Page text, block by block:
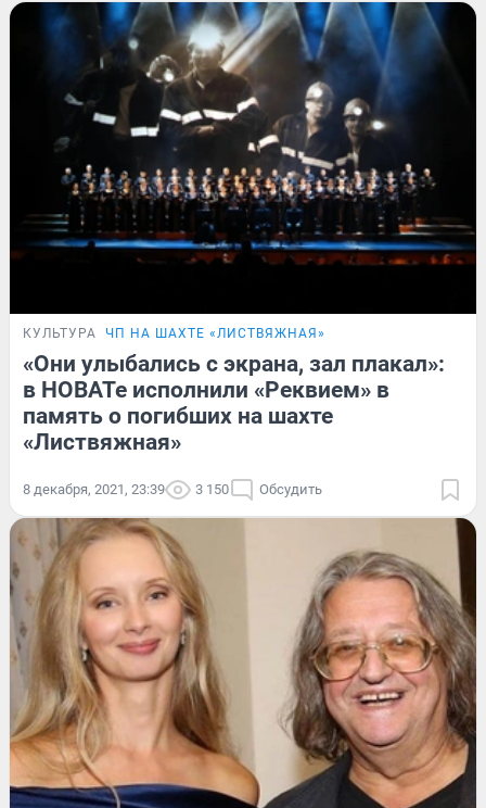
КУЛЬТУРА ЧП НА ШАХТЕ «ЛИСТВЯЖНАЯ»
«Они улыбались с экрана, зал плакал»:
в НОВАТе исполнили «Реквием» в
память о погибших на шахте
«Листвяжная»
8 декабря, 2021, 23:39 3 150 Обсудить